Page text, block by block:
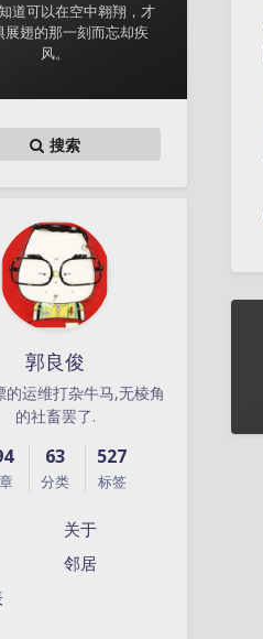
道可以在空中翱翔，才
展翅的那一刻而忘却疾
风。
搜索
郭良俊
的运维打杂牛马,无棱角
的社畜罢了.
63
分类
527
标签
关于
邻居